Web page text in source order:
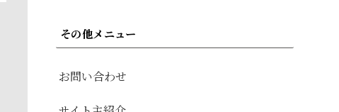
その他メニュー
お問い合わせ